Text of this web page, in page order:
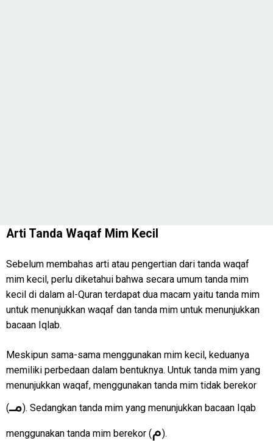
Arti Tanda Waqaf Mim Kecil
Sebelum membahas arti atau pengertian dari tanda waqaf
mim kecil, perlu diketahui bahwa secara umum tanda mim
kecil di dalam al-Quran terdapat dua macam yaitu tanda mim
untuk menunjukkan waqaf dan tanda mim untuk menunjukkan
bacaan Iqlab.
Meskipun sama-sama menggunakan mim kecil, keduanya
memiliki perbedaan dalam bentuknya. Untuk tanda mim yang
menunjukkan waqaf, menggunakan tanda mim tidak berekor
(مـ). Sedangkan tanda mim yang menunjukkan bacaan Iqab
menggunakan tanda mim berekor (م).